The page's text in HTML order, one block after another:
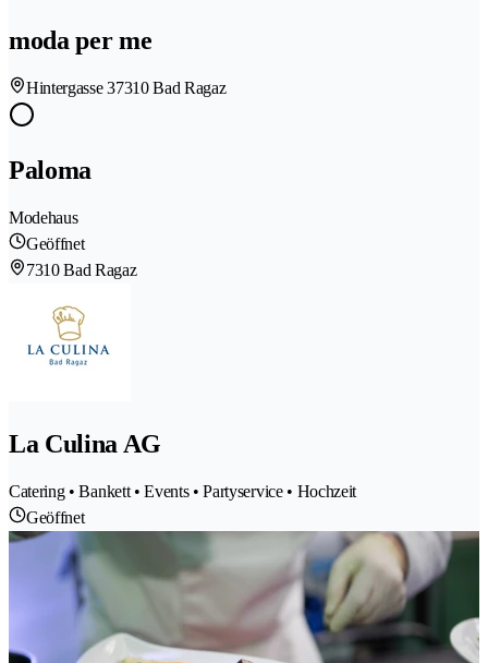
moda per me
Hintergasse 37310 Bad Ragaz
Paloma
Modehaus
Geöffnet
7310 Bad Ragaz
La Culina AG
Catering • Bankett • Events • Partyservice • Hochzeit
Geöffnet